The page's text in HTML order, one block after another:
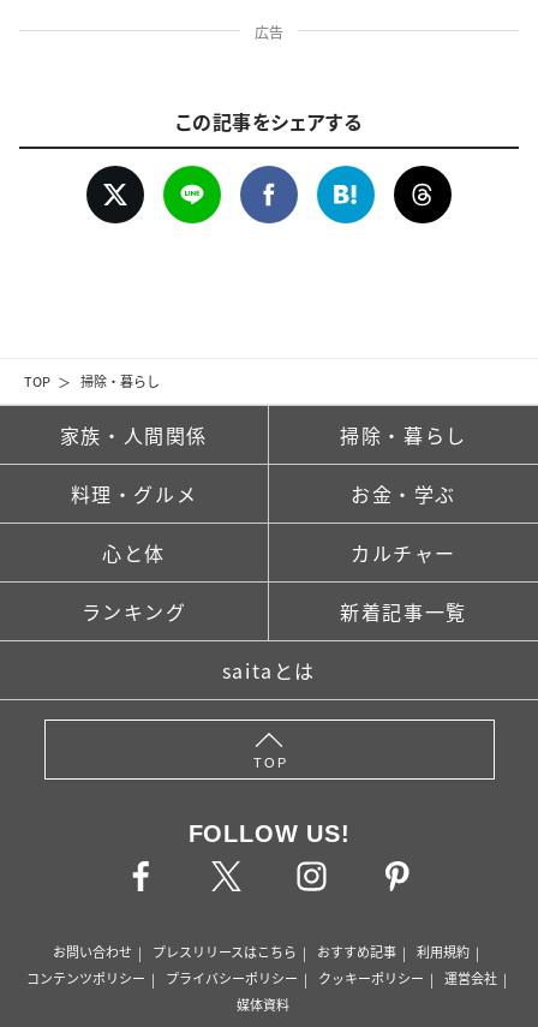
TOP 掃除・暮らし
広告
この記事をシェアする
家族・人間関係 掃除・暮らし
料理・グルメ お金・学ぶ
心と体 カルチャー
ランキング 新着記事一覧
saitaとは
TOP
FOLLOW US!
お問い合わせ プレスリリースはこちら おすすめ記事
利用規約
コンテンツポリシー
プライバシーポリシー クッキーポリシー
運営会社
媒体資料